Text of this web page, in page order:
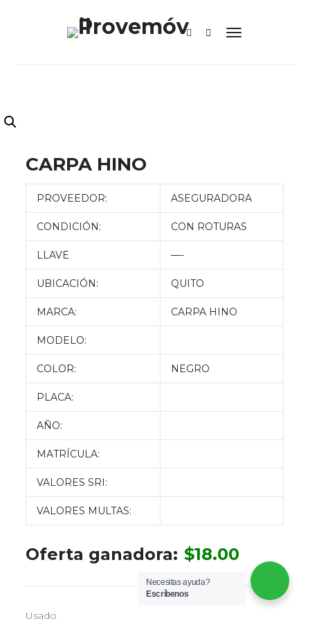
CARPA HINO
PROVEEDOR: ASEGURADORA
CONDICIÓN: CON ROTURAS
LLAVE —-
UBICACIÓN: QUITO
MARCA: CARPA HINO
MODELO:
COLOR: NEGRO
PLACA:
AÑO:
MATRÍCULA:
VALORES SRI:
VALORES MULTAS:
Oferta ganadora: $18.00
Usado
Necesitas ayuda?
Escríbenos